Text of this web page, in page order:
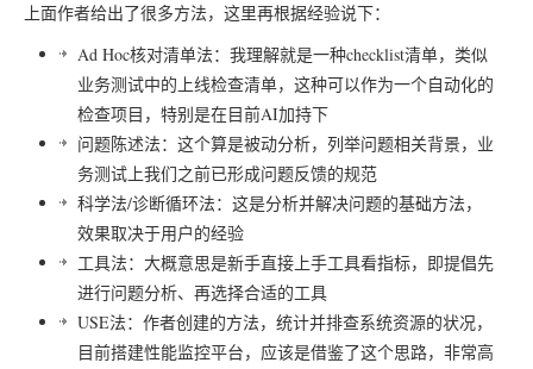
上面作者给出了很多方法，这里再根据经验说下：
Ad Hoc核对清单法：我理解就是一种checklist清单，类似
业务测试中的上线检查清单，这种可以作为一个自动化的
检查项目，特别是在目前AI加持下
问题陈述法：这个算是被动分析，列举问题相关背景，业
务测试上我们之前已形成问题反馈的规范
科学法/诊断循环法：这是分析并解决问题的基础方法，
效果取决于用户的经验
工具法：大概意思是新手直接上手工具看指标，即提倡先
进行问题分析、再选择合适的工具
USE法：作者创建的方法，统计并排查系统资源的状况，
目前搭建性能监控平台，应该是借鉴了这个思路，非常高